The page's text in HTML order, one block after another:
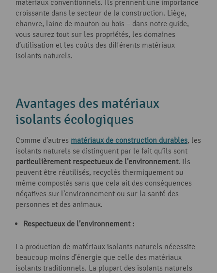
matériaux conventionnels. Ils prennent une importance
croissante dans le secteur de la construction. Liège,
chanvre, laine de mouton ou bois – dans notre guide,
vous saurez tout sur les propriétés, les domaines
d’utilisation et les coûts des différents matériaux
isolants naturels.
Avantages des matériaux
isolants écologiques
Comme d’autres matériaux de construction durables, les
isolants naturels se distinguent par le fait qu’ils sont
particulièrement respectueux de l’environnement. Ils
peuvent être réutilisés, recyclés thermiquement ou
même compostés sans que cela ait des conséquences
négatives sur l’environnement ou sur la santé des
personnes et des animaux.
Respectueux de l’environnement :
La production de matériaux isolants naturels nécessite
beaucoup moins d’énergie que celle des matériaux
isolants traditionnels. La plupart des isolants naturels